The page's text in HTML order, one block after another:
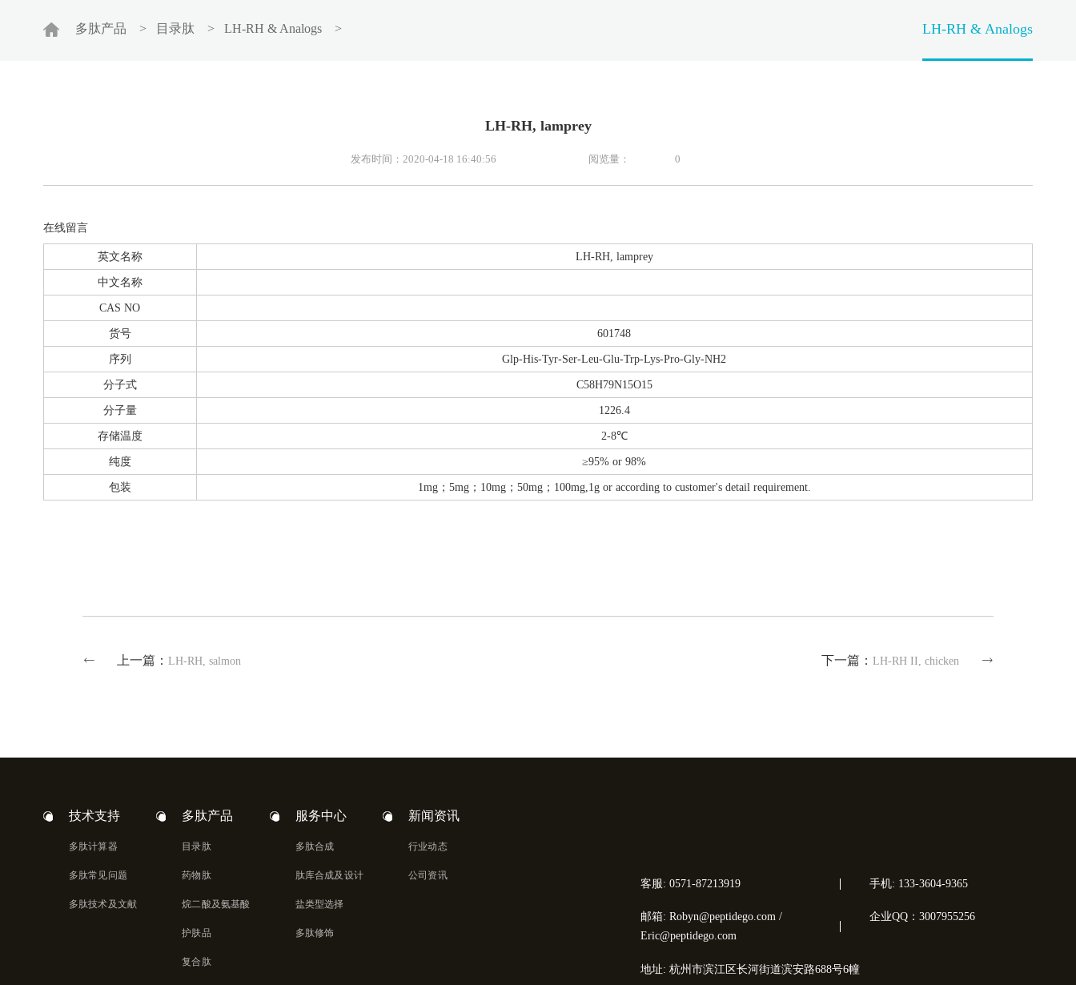
多肽产品 > 目录肽 > LH-RH & Analogs > LH-RH & Analogs
LH-RH, lamprey
发布时间：2020-04-18 16:40:56 阅览量： 0
在线留言
英文名称
LH-RH, lamprey
中文名称
CAS NO
货号
601748
序列
Glp-His-Tyr-Ser-Leu-Glu-Trp-Lys-Pro-Gly-NH2
分子式
C58H79N15O15
分子量
1226.4
存储温度
2-8℃
纯度
≥95% or 98%
包装
1mg；5mg；10mg；50mg；100mg,1g or according to customer's detail requirement.
上一篇： LH-RH, salmon 下一篇：LH-RH II, chicken
技术支持
多肽计算器
多肽常见问题
多肽技术及文献
多肽产品
目录肽
药物肽
烷二酸及氨基酸
护肤品
复合肽
服务中心
多肽合成
肽库合成及设计
盐类型选择
多肽修饰
新闻资讯
行业动态
公司资讯
客服: 0571-87213919 手机: 133-3604-9365
邮箱: Robyn@peptidego.com /
Eric@peptidego.com
企业QQ：3007955256
地址: 杭州市滨江区长河街道滨安路688号6幢